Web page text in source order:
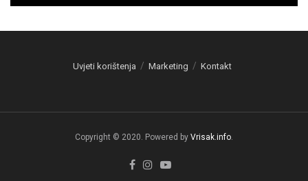
Uvjeti korištenja Marketing Kontakt
Copyright © 2020. Powered by Vrisak.info.